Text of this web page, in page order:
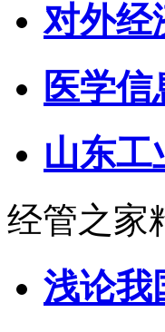
对外经
医学信
山东工
经管之家
浅论我